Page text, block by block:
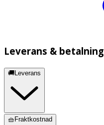
Leverans & betalning
🚚Leverans
🧺Fraktkostnad